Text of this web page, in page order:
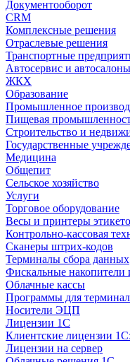
Документооборот
CRM
Комплексные решения
Отраслевые решения
Транспортные
Автосервис и автосалоны
ЖКХ
Образование
Промышленное
Пищевая
Строительство и
Государственные
Медицина
Общепит
Сельское хозяйство
Услуги
Торговое оборудование
Весы и принтеры
Контрольно-кассовая
Сканеры штрих-кодов
Терминалы сбора данных
Фискальные
Облачные кассы
Программы для
Носители ЭЦП
Лицензии 1С
Клиентские лицензии
Лицензии на сервер